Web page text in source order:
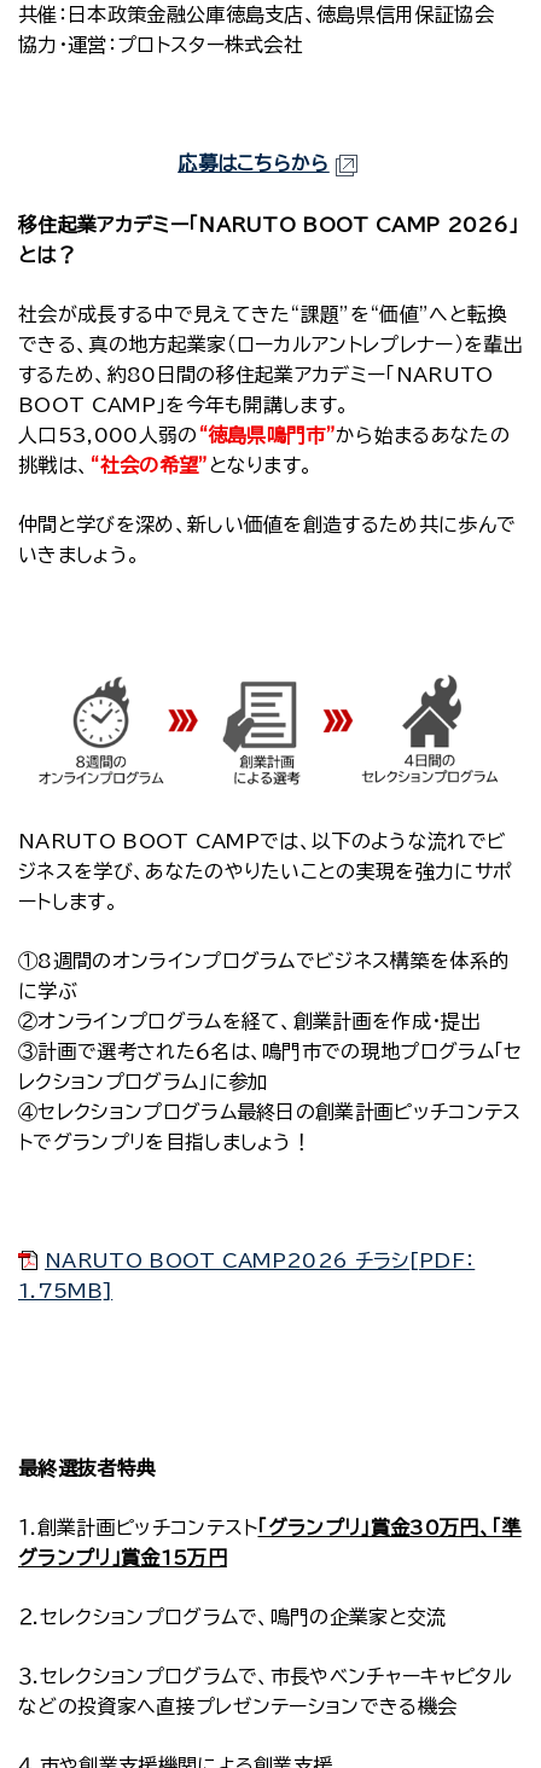
共催：日本政策金融公庫徳島支店、徳島県信用保証協会
協力・運営：プロトスター株式会社
応募はこちらから
移住起業アカデミー「NARUTO BOOT CAMP 2026」
とは？
社会が成長する中で見えてきた“課題”を“価値”へと転換
できる、真の地方起業家（ローカルアントレプレナー）を輩出
するため、約80日間の移住起業アカデミー「NARUTO
BOOT CAMP」を今年も開講します。
人口53,000人弱の “徳島県鳴門市”から始まるあなたの
挑戦は、 “社会の希望”となります。
仲間と学びを深め、新しい価値を創造するため共に歩んで
いきましょう。
NARUTO BOOT CAMPでは、以下のような流れでビ
ジネスを学び、あなたのやりたいことの実現を強力にサポ
ートします。
①8週間のオンラインプログラムでビジネス構築を体系的
に学ぶ
②オンラインプログラムを経て、創業計画を作成・提出
③計画で選考された６名は、鳴門市での現地プログラム「セ
レクションプログラム」に参加
④セレクションプログラム最終日の創業計画ピッチコンテス
トでグランプリを目指しましょう！
NARUTO BOOT CAMP2026 チラシ[PDF：
1.75MB]
最終選抜者特典
１.創業計画ピッチコンテスト 「グランプリ」賞金30万円、「準
グランプリ」賞金15万円
２.セレクションプログラムで、鳴門の企業家と交流
３.セレクションプログラムで、市長やベンチャーキャピタル
などの投資家へ直接プレゼンテーションできる機会